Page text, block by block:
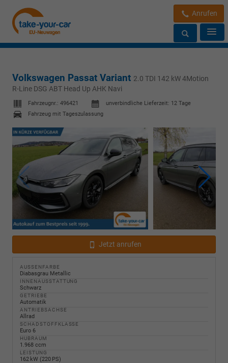
Anrufen
Volkswagen Passat Variant 2.0 TDI 142 kW 4Motion
R-Line DSG ABT Head Up AHK Navi
Fahrzeugnr.: 496421 unverbindliche Lieferzeit: 12 Tage
Fahrzeug mit Tageszulassung
Jetzt anrufen
AUSSENFARBE
Diabasgrau Metallic
INNENAUSSTATTUNG
Schwarz
GETRIEBE
Automatik
ANTRIEBSACHSE
Allrad
SCHADSTOFFKLASSE
Euro 6
HUBRAUM
1.968 ccm
LEISTUNG
162 kW (220 PS)